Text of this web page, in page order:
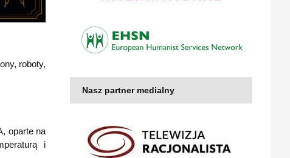
roboty,
oparte na
i
Nasz partner medialny